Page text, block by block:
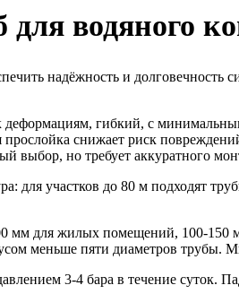
водяного
надёжность и
деформациям, гибкий, с
снижает риск
выбор, но требует аккуратного
для участков до 80 м подходят
мм для жилых помещений, 100-
меньше пяти диаметров трубы.
3-4 бара в течение суток.